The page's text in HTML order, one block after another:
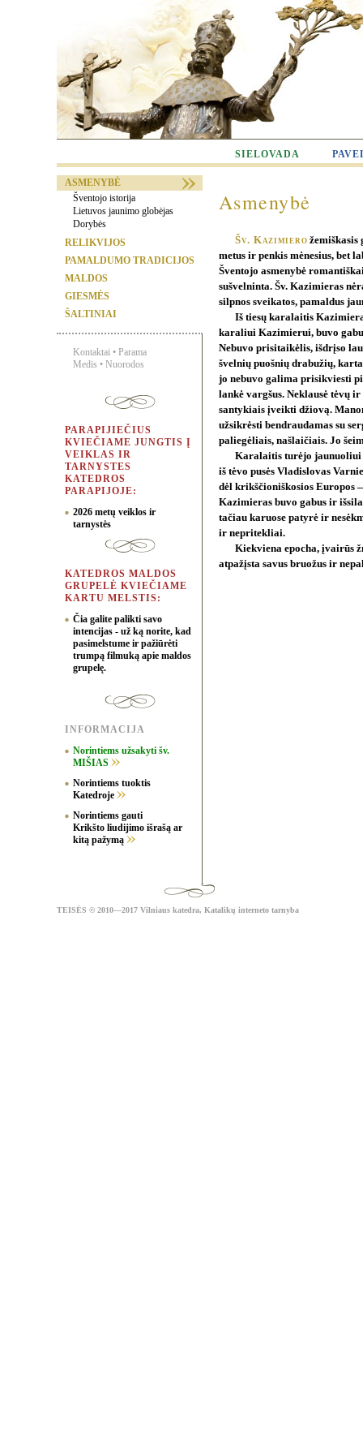
SIELOVADA
ASMENYBĖ
Šventojo istorija
Lietuvos jaunimo globėjas
Dorybės
RELIKVIJOS
PAMALDUMO TRADICIJOS
MALDOS
GIESMĖS
ŠALTINIAI
Kontaktai • Parama
Medis • Nuorodos
PARAPIJIEČIUS
KVIEČIAME JUNGTIS Į
VEIKLAS IR
TARNYSTES
KATEDROS
PARAPIJOJE:
2026 metų veiklos ir
tarnystės
KATEDROS MALDOS
GRUPELĖ KVIEČIAME
KARTU MELSTIS:
Čia galite palikti savo
intencijas - už ką norite, kad
pasimelstume ir pažiūrėti
trumpą filmuką apie maldos
grupelę.
INFORMACIJA
Norintiems užsakyti šv.
MIŠIAS
Norintiems tuoktis
Katedroje
Norintiems gauti
Krikšto liudijimo išrašą ar
kitą pažymą
Asmenybė
Šv. Kazimiero žemiškasis
metus ir penkis mėnesius, bet
Šventojo asmenybė
sušvelninta. Šv. Kazimieras
silpnos sveikatos, pamaldus
Iš tiesų karalaitis
karaliui Kazimierui, buvo
Nebuvo prisitaikėlis, išdrįso
švelnių puošnių drabužių,
jo nebuvo galima prisikviesti
lankė vargšus. Neklausė tėvų
santykiais įveikti džiovą.
užsikrėsti bendraudamas su
paliegėliais, našlaičiais. Jo
Karalaitis turėjo jaunuoliui
iš tėvo pusės Vladislovas
dėl krikščioniškosios Europos
Kazimieras buvo gabus ir
tačiau karuose patyrė ir
ir nepritekliai.
Kiekviena epocha, įvairūs
atpažįsta savus bruožus ir
TEISĖS © 2010—2017 Vilniaus katedra, Katalikų interneto tarnyba